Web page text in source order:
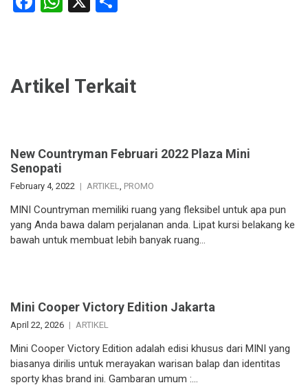
Artikel Terkait
New Countryman Februari 2022 Plaza Mini
Senopati
February 4, 2022 ARTIKEL PROMO
MINI Countryman memiliki ruang yang fleksibel untuk apa pun
yang Anda bawa dalam perjalanan anda. Lipat kursi belakang ke
bawah untuk membuat lebih banyak ruang…
Mini Cooper Victory Edition Jakarta
April 22, 2026 ARTIKEL
Mini Cooper Victory Edition adalah edisi khusus dari MINI yang
biasanya dirilis untuk merayakan warisan balap dan identitas
sporty khas brand ini. Gambaran umum :…